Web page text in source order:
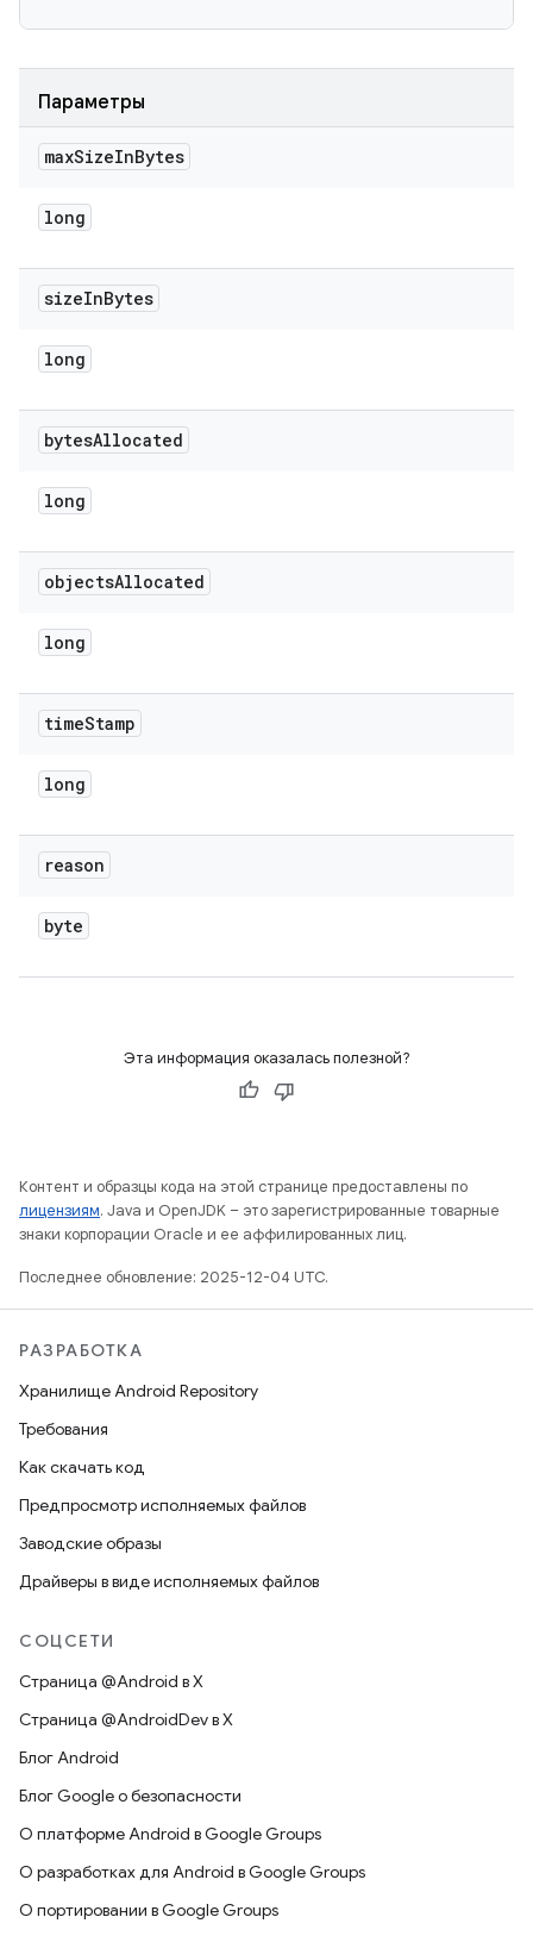
Параметры
maxSizeInBytes
long
sizeInBytes
long
bytesAllocated
long
objectsAllocated
long
timeStamp
long
reason
byte
Эта информация оказалась полезной?
Контент и образцы кода на этой странице предоставлены по
лицензиям. Java и OpenJDK – это зарегистрированные товарные
знаки корпорации Oracle и ее аффилированных лиц.
Последнее обновление: 2025-12-04 UTC.
РАЗРАБОТКА
Хранилище Android Repository
Требования
Как скачать код
Предпросмотр исполняемых файлов
Заводские образы
Драйверы в виде исполняемых файлов
СОЦСЕТИ
Страница @Android в X
Страница @AndroidDev в X
Блог Android
Блог Google о безопасности
О платформе Android в Google Groups
О разработках для Android в Google Groups
О портировании в Google Groups